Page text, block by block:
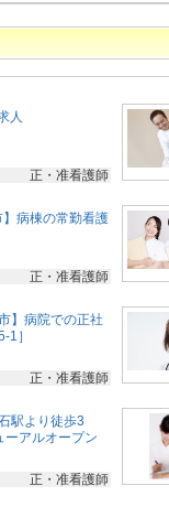
人
正・准看護師
病棟の常勤看護
正・准看護師
】病院での正社
1］
正・准看護師
駅より徒歩3
ーアルオープン
正・准看護師